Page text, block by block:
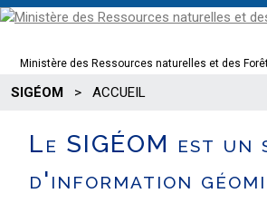
Ministère des Ressources naturelles et des
SIGÉOM > ACCUEIL
Le SIGÉOM est un
d'information